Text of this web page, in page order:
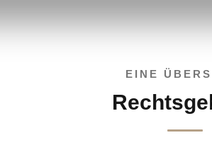
EINE